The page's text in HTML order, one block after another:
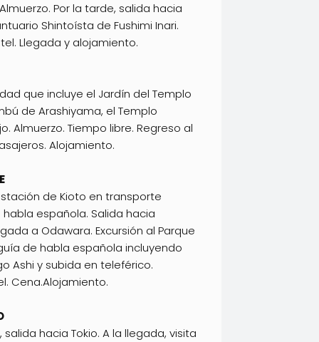
Por la tarde, salida hacia
Shintoísta de Fushimi Inari.
Llegada y alojamiento.
que incluye el Jardín del Templo
de Arashiyama, el Templo
Almuerzo. Tiempo libre. Regreso al
Alojamiento.
de Kioto en transporte
española. Salida hacia
a Odawara. Excursión al Parque
de habla española incluyendo
Ashi y subida en teleférico.
Cena.Alojamiento.
hacia Tokio. A la llegada, visita